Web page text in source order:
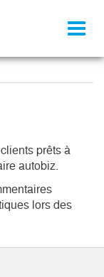
prêts à
autobiz.
lors des